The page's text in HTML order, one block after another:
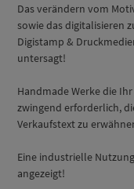
Das verändern vom
sowie das digitalisieren
Digistamp &
untersagt!
Handmade Werke die
zwingend erforderlich,
Verkaufstext zu
Eine industrielle
angezeigt!